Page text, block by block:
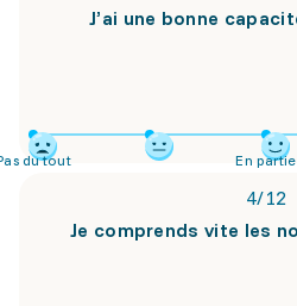
J’ai une bonne
du tout En partie
4/12
Je comprends vite les